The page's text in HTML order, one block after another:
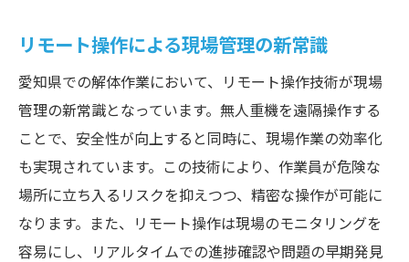
最新技術が愛知県の解体安全性をどう向上させ
るか
安全性向上のための技術革新
事故リスクを低減する新しい安全対策
リアルタイムモニタリングの導入
安全性と効率性のバランスを考慮した設計
トレーニングと技術の融合による安全性向
リモート操作による現場管理の新常識
愛知県での解体作業において、リモート操作技術が現場
管理の新常識となっています。無人重機を遠隔操作する
ことで、安全性が向上すると同時に、現場作業の効率化
も実現されています。この技術により、作業員が危険な
場所に立ち入るリスクを抑えつつ、精密な操作が可能に
なります。また、リモート操作は現場のモニタリングを
容易にし、リアルタイムでの進捗確認や問題の早期発見